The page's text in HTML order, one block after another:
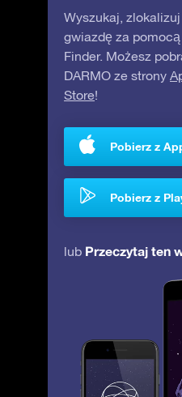
Wyszukaj,
gwiazdę za
Finder. Możesz
DARMO ze strony
Store!
Pobierz z
Pobierz z
lub Przeczytaj ten